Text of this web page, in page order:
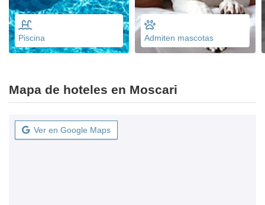
Piscina Admiten mascotas
Mapa de hoteles en Moscari
Ver en Google Maps